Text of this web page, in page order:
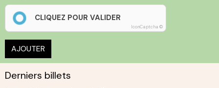
CLIQUEZ POUR VALIDER
IconCaptcha ©
AJOUTER
Derniers billets